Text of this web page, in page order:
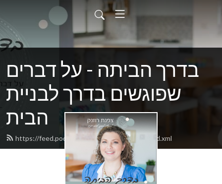
בדרך הביתה - על דברים
שפוגשים בדרך לבניית
הבית
https://feed.podbean.com/tsofnatroznek/feed.xml